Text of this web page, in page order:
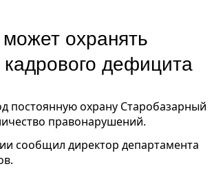
охранять
дефицита
постоянную охрану Старобазарный
правонарушений.
сообщил директор департамента